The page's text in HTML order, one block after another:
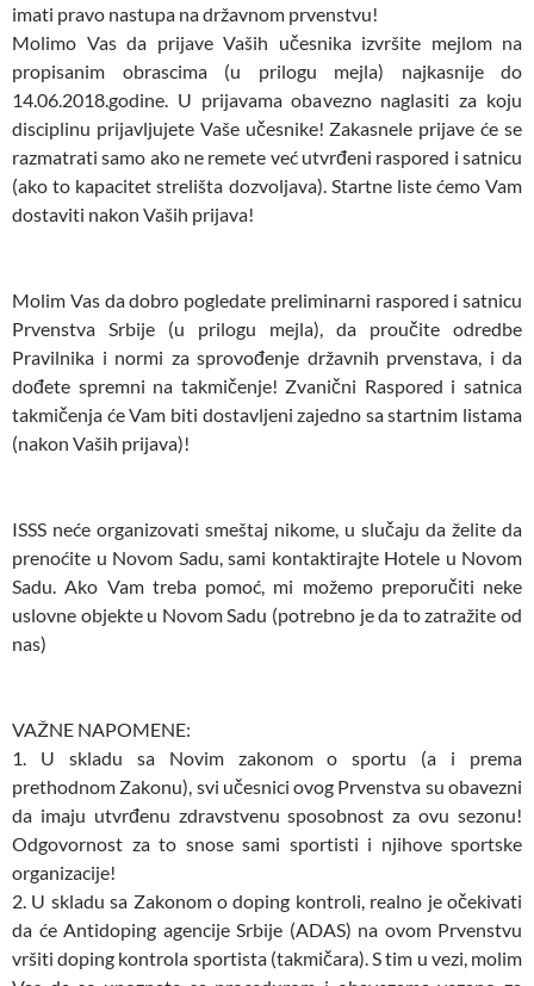
imati pravo nastupa na državnom prvenstvu!
Molimo Vas da prijave Vaših učesnika izvršite mejlom na
propisanim obrascima (u prilogu mejla) najkasnije do
14.06.2018.godine. U prijavama obavezno naglasiti za koju
disciplinu prijavljujete Vaše učesnike! Zakasnele prijave će se
razmatrati samo ako ne remete već utvrđeni raspored i satnicu
(ako to kapacitet strelišta dozvoljava). Startne liste ćemo Vam
dostaviti nakon Vaših prijava!
Molim Vas da dobro pogledate preliminarni raspored i satnicu
Prvenstva Srbije (u prilogu mejla), da proučite odredbe
Pravilnika i normi za sprovođenje državnih prvenstava, i da
dođete spremni na takmičenje! Zvanični Raspored i satnica
takmičenja će Vam biti dostavljeni zajedno sa startnim listama
(nakon Vaših prijava)!
ISSS neće organizovati smeštaj nikome, u slučaju da želite da
prenoćite u Novom Sadu, sami kontaktirajte Hotele u Novom
Sadu. Ako Vam treba pomoć, mi možemo preporučiti neke
uslovne objekte u Novom Sadu (potrebno je da to zatražite od
nas)
VAŽNE NAPOMENE:
1. U skladu sa Novim zakonom o sportu (a i prema
prethodnom Zakonu), svi učesnici ovog Prvenstva su obavezni
da imaju utvrđenu zdravstvenu sposobnost za ovu sezonu!
Odgovornost za to snose sami sportisti i njihove sportske
organizacije!
2. U skladu sa Zakonom o doping kontroli, realno je očekivati
da će Antidoping agencije Srbije (ADAS) na ovom Prvenstvu
vršiti doping kontrola sportista (takmičara). S tim u vezi, molim